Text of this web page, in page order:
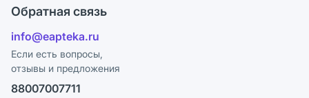
Блог
Поставщики
Лицензия
Реклама на сайте
Ваши товары на ЕАПТЕКЕ
Программа СберСпасибо
Политика конфиденциальности
Пользовательское соглашение
Обратная связь
info@eapteka.ru
Если есть вопросы,
отзывы и предложения
88007007711